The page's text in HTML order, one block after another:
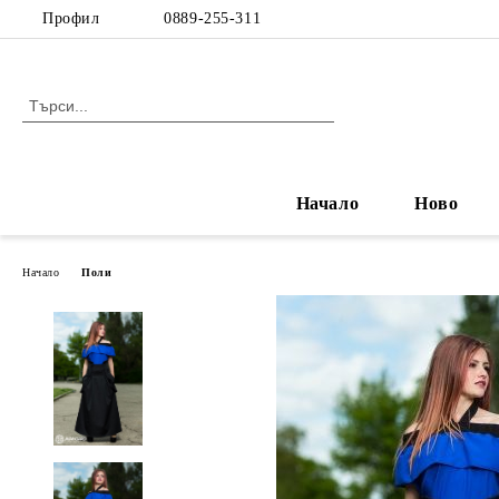
Профил 0889-255-311
Начало Ново
Начало Поли